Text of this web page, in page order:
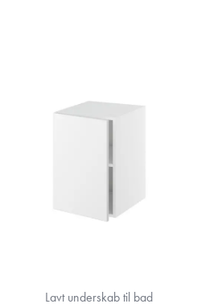
Lavt underskab til bad